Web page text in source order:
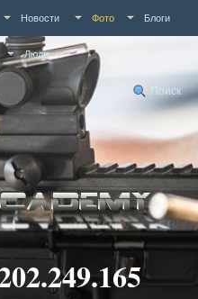
Новости Фото Блоги
Люди
Поиск